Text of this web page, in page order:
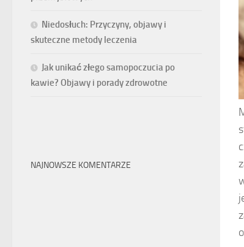
Niedosłuch: Przyczyny, objawy i
skuteczne metody leczenia
Jak unikać złego samopoczucia po
kawie? Objawy i porady zdrowotne
NAJNOWSZE KOMENTARZE